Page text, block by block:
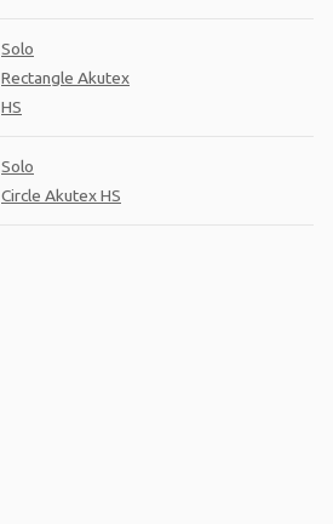
Solo
Rectangle Akutex
HS
Solo
Circle Akutex HS